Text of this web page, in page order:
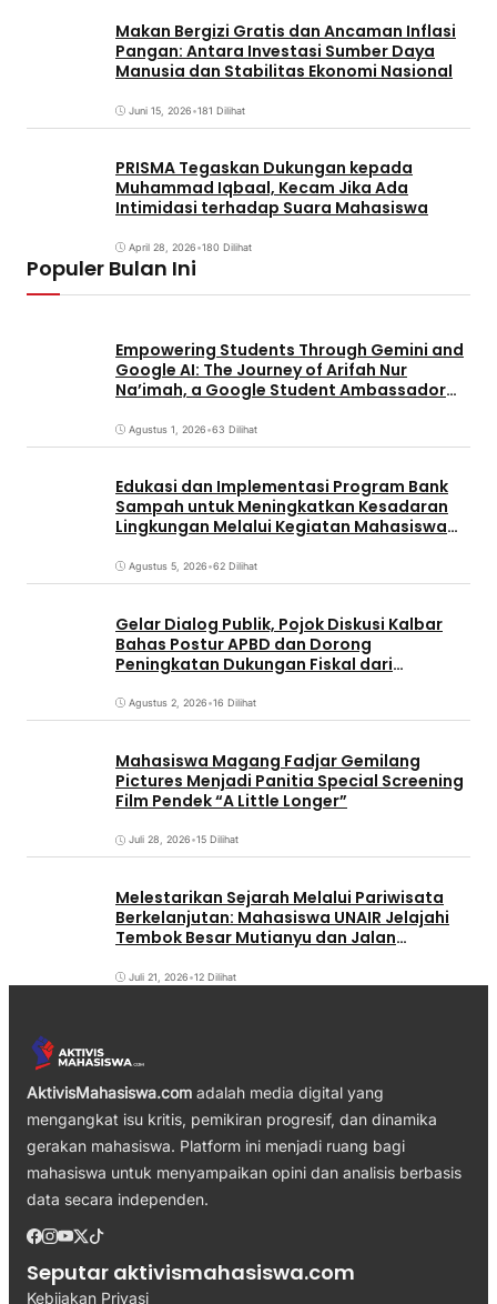
Makan Bergizi Gratis dan Ancaman Inflasi
Pangan: Antara Investasi Sumber Daya
Manusia dan Stabilitas Ekonomi Nasional
Juni 15, 2026•181 Dilihat
PRISMA Tegaskan Dukungan kepada
Muhammad Iqbaal, Kecam Jika Ada
Intimidasi terhadap Suara Mahasiswa
April 28, 2026•180 Dilihat
Populer Bulan Ini
Empowering Students Through Gemini and
Google AI: The Journey of Arifah Nur
Na’imah, a Google Student Ambassador
Pignatelli Triputra
Agustus 1, 2026•63 Dilihat
Edukasi dan Implementasi Program Bank
Sampah untuk Meningkatkan Kesadaran
Lingkungan Melalui Kegiatan Mahasiswa
Agustus 5, 2026•62 Dilihat
Gelar Dialog Publik, Pojok Diskusi Kalbar
Bahas Postur APBD dan Dorong
Peningkatan Dukungan Fiskal dari
Agustus 2, 2026•16 Dilihat
Mahasiswa Magang Fadjar Gemilang
Pictures Menjadi Panitia Special Screening
Film Pendek “A Little Longer”
Juli 28, 2026•15 Dilihat
Melestarikan Sejarah Melalui Pariwisata
Berkelanjutan: Mahasiswa UNAIR Jelajahi
Tembok Besar Mutianyu dan Jalan
Juli 21, 2026•12 Dilihat
AktivisMahasiswa.com adalah media digital yang
mengangkat isu kritis, pemikiran progresif, dan dinamika
gerakan mahasiswa. Platform ini menjadi ruang bagi
mahasiswa untuk menyampaikan opini dan analisis berbasis
data secara independen.
Seputar aktivismahasiswa.com
Kebijakan Privasi